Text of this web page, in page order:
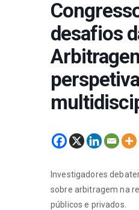
desafios
perspetiva
Investigadores
sobre arbitragem na
públicos e privados.